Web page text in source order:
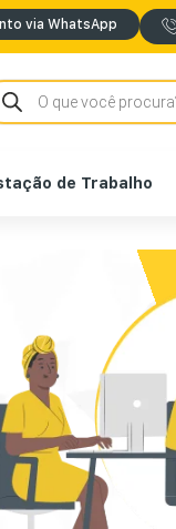
via WhatsApp
de Trabalho